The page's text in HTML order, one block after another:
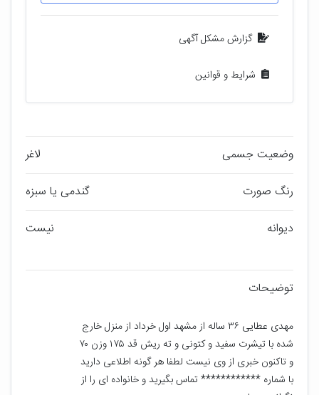
گزارش مشکل آگهی
شرایط و قوانین
وضعیت جسمی
لاغر
رنگ صورت
گندمی یا سبزه
دیوانه
نیست
توضیحات